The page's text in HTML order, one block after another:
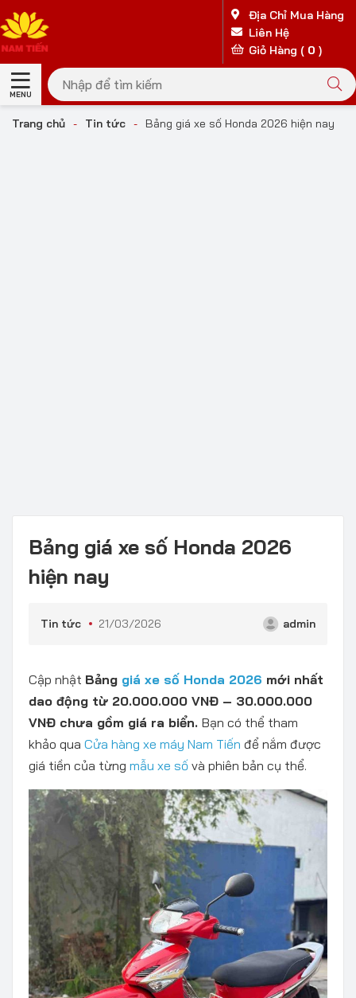
Địa Chỉ Mua Hàng
Liên Hệ
Giỏ Hàng ( 0 )
MENU
Trang chủ - Tin tức - Bảng giá xe số Honda 2026 hiện nay
Bảng giá xe số Honda 2026
hiện nay
Tin tức 21/03/2026 admin
Cập nhật Bảng giá xe số Honda 2026 mới nhất
dao động từ 20.000.000 VNĐ – 30.000.000
VNĐ chưa gồm giá ra biển. Bạn có thể tham
khảo qua Cửa hàng xe máy Nam Tiến để nắm được
giá tiền của từng mẫu xe số và phiên bản cụ thể.